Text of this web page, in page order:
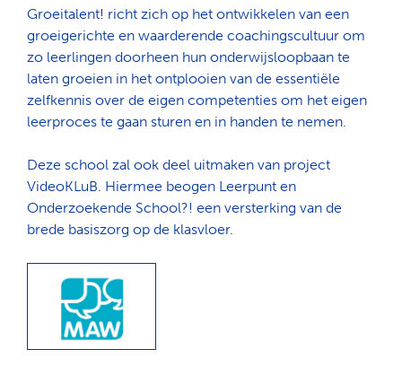
Groeitalent! richt zich op het ontwikkelen van een
groeigerichte en waarderende coachingscultuur om
zo leerlingen doorheen hun onderwijsloopbaan te
laten groeien in het ontplooien van de essentiële
zelfkennis over de eigen competenties om het eigen
leerproces te gaan sturen en in handen te nemen.
Deze school zal ook deel uitmaken van project
VideoKLuB. Hiermee beogen Leerpunt en
Onderzoekende School?! een versterking van de
brede basiszorg op de klasvloer.